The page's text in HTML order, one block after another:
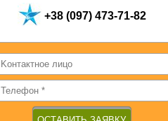
+38 (097) 473-71-82